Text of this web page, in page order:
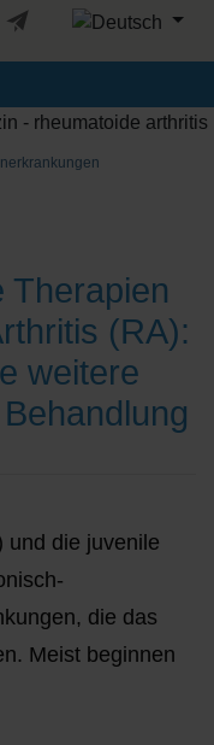
Sprache
Therapien
(RA):
weitere
und die juvenile
die das
Meist beginnen